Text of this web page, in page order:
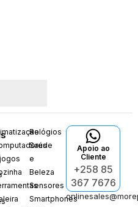
Relógios
Saúde
e
Beleza
Sensores
Smartphones
Apoio ao
Cliente
+258 85
367 7676